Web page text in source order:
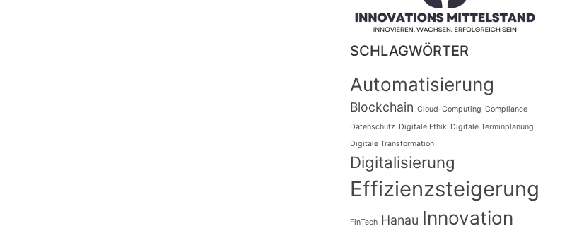
SCHLAGWÖRTER
Automatisierung
Blockchain Cloud-Computing Compliance
Datenschutz Digitale Ethik Digitale Terminplanung
Digitale Transformation
Digitalisierung
Effizienzsteigerung
FinTech Hanau Innovation